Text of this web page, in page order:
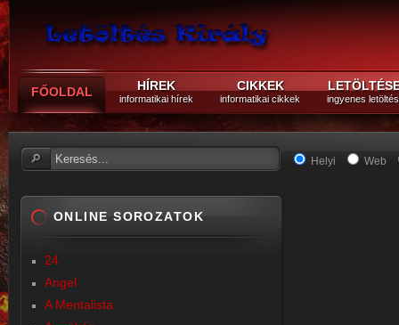
FŐOLDAL HÍREK
informatikai hírek
CIKKEK
informatikai cikkek ingyenes
Helyi Web
ONLINE SOROZATOK
24
Angel
A Mentalista